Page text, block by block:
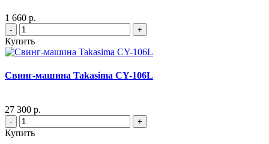
1 660 р.
- +
Купить
Свинг-машина Takasima CY-106L
27 300 р.
- +
Купить